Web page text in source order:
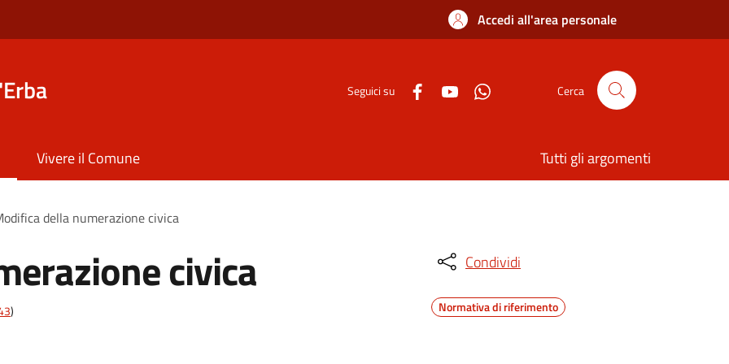
Accedi all'area personale
Seguici su Cerca
Vivere il Comune Tutti gli argomenti
della numerazione civica
civica
)
Condividi
Normativa di riferimento